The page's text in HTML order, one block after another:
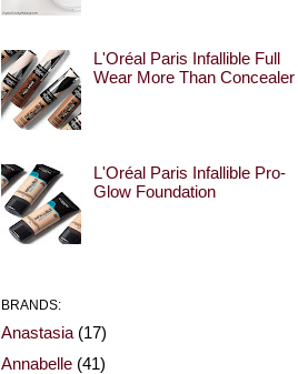
L'Oréal Paris Infallible Full
Wear More Than Concealer
L'Oréal Paris Infallible Pro-
Glow Foundation
BRANDS:
Anastasia (17)
Annabelle (41)